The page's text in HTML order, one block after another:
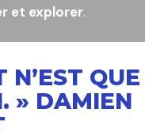
et explorer.
N’EST QUE
» DAMIEN